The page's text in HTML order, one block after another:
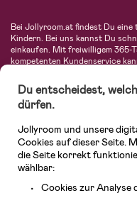
Bei Jollyroom.at findest Du
Kindern. Bei uns kannst Du
einkaufen. Mit freiwilligem 365-
kompetenten Kundenservice
Autositze, Kinder- und
fantastischer
vieles mehr. Wir haben
Avent, Jack Wolfskin, Cybex,
unserem vielfältigen
Du entscheidest,
dürfen.
Jollyroom und unsere
Cookies auf dieser Seite.
die Seite korrekt
wählbar:
Cookies zur Analyse